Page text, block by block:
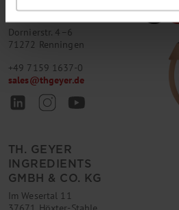
GMBH & CO. KG
Dornierstr. 4–6
71272 Renningen
+49 7159 1637-0
sales@thgeyer.de
TH. GEYER
INGREDIENTS
GMBH & CO. KG
Im Wesertal 11